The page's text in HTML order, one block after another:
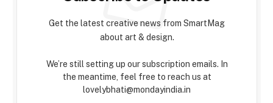
Get the latest creative news from SmartMag
about art & design.
We’re still setting up our subscription emails. In
the meantime, feel free to reach us at
lovelybhati@mondayindia.in